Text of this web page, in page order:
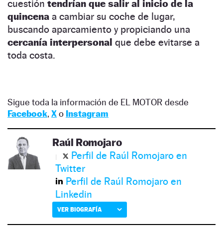
cuestión tendrían que salir al inicio de la
quincena a cambiar su coche de lugar,
buscando aparcamiento y propiciando una
cercanía interpersonal que debe evitarse a
toda costa.
Sigue toda la información de EL MOTOR desde
Facebook, Xo Instagram
Raúl Romojaro
Perfil de Raúl Romojaro en
Twitter
Perfil de Raúl Romojaro en
Linkedin
VER BIOGRAFÍA